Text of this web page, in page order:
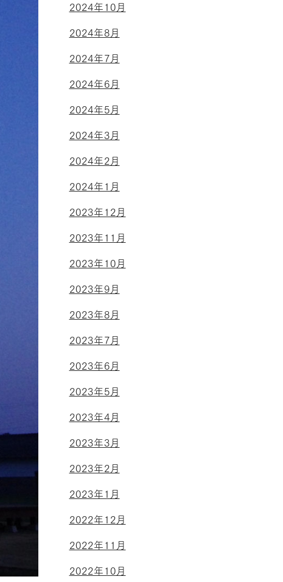
2024年10月
2024年8月
2024年7月
2024年6月
2024年5月
2024年3月
2024年2月
2024年1月
2023年12月
2023年11月
2023年10月
2023年9月
2023年8月
2023年7月
2023年6月
2023年5月
2023年4月
2023年3月
2023年2月
2023年1月
2022年12月
2022年11月
2022年10月